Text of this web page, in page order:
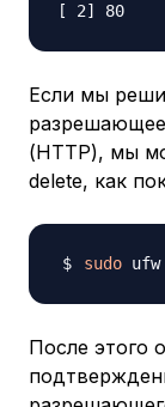
Если мы
(HTTP), мы
delete, как
sudo
После этого